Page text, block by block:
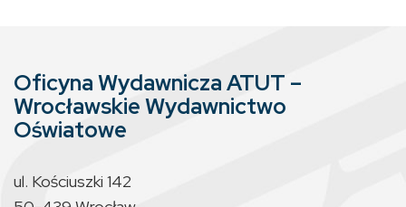
Oficyna Wydawnicza ATUT –
Wrocławskie Wydawnictwo
Oświatowe
ul. Kościuszki 142